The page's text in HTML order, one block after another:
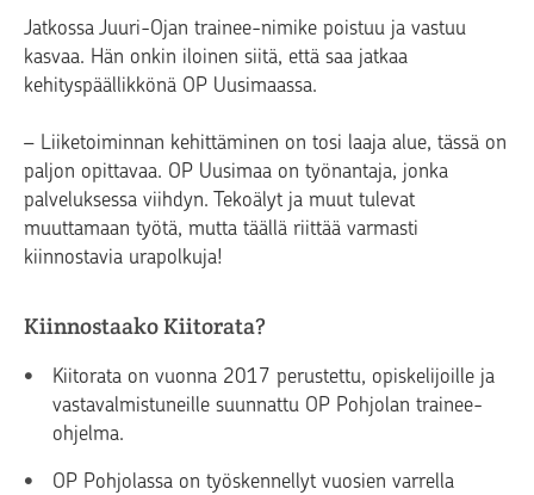
Jatkossa Juuri-Ojan trainee-nimike poistuu ja vastuu
kasvaa. Hän onkin iloinen siitä, että saa jatkaa
kehityspäällikkönä OP Uusimaassa.
– Liiketoiminnan kehittäminen on tosi laaja alue, tässä on
paljon opittavaa. OP Uusimaa on työnantaja, jonka
palveluksessa viihdyn. Tekoälyt ja muut tulevat
muuttamaan työtä, mutta täällä riittää varmasti
kiinnostavia urapolkuja!
Kiinnostaako Kiitorata?
Kiitorata on vuonna 2017 perustettu, opiskelijoille ja
vastavalmistuneille suunnattu OP Pohjolan trainee-
ohjelma.
OP Pohjolassa on työskennellyt vuosien varrella